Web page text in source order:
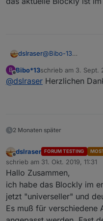
Gruppe klicken
03_HTML_Daten
veränderbar und
dslraser@Bibo-13
B
Offline
Bibo*13schrieb am 3. Sept.
zuletzt editiert von
@dslraser Herzlichen
2 Monaten später
Offline
dslraser FORUM TESTING
schrieb am 31. Okt. 2019, 11:31
zuletzt editiert von
Hallo Zusammen,
ich habe das Blockly im
jetzt "universeller" und
Es muß für verschiedene